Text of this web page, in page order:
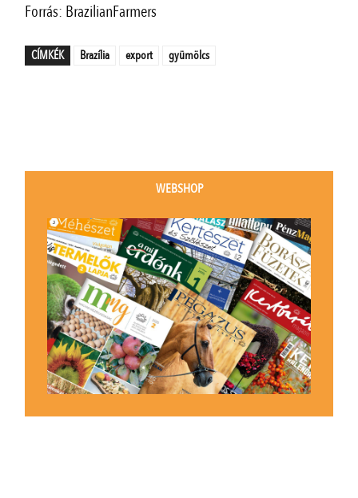
Forrás: BrazilianFarmers
CÍMKÉK Brazília export gyümölcs
WEBSHOP